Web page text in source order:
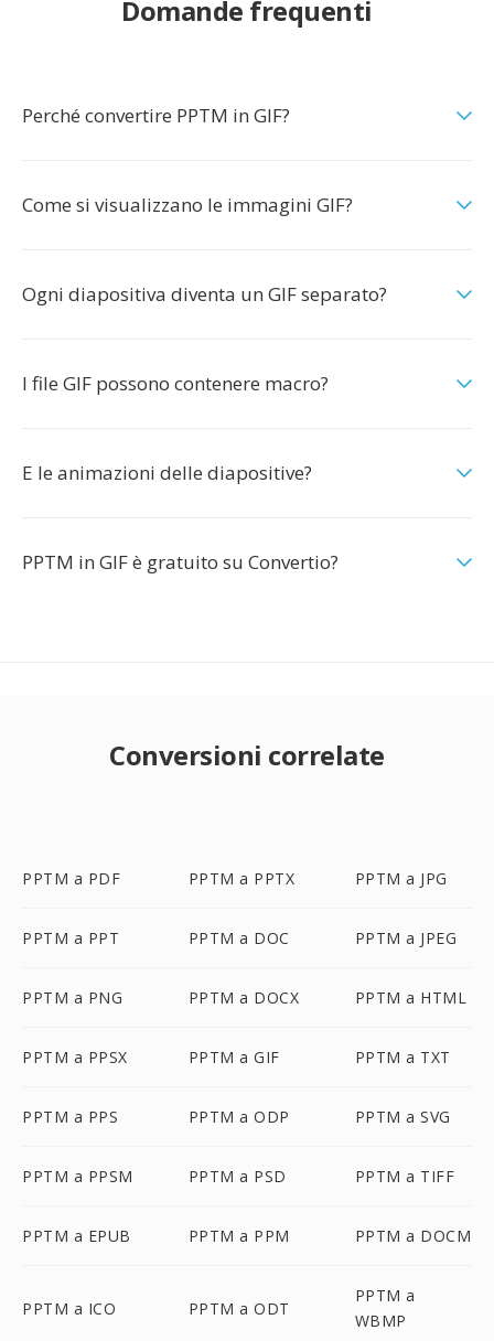
Domande frequenti
Perché convertire PPTM in GIF?
Come si visualizzano le immagini GIF?
Ogni diapositiva diventa un GIF separato?
I file GIF possono contenere macro?
E le animazioni delle diapositive?
PPTM in GIF è gratuito su Convertio?
Conversioni correlate
PPTM a PDF PPTM a PPTX PPTM a JPG
PPTM a PPT PPTM a DOC PPTM a JPEG
PPTM a PNG PPTM a DOCX PPTM a HTML
PPTM a PPSX PPTM a GIF PPTM a TXT
PPTM a PPS PPTM a ODP PPTM a SVG
PPTM a PPSM PPTM a PSD PPTM a TIFF
PPTM a EPUB PPTM a PPM PPTM a DOCM
PPTM a ICO PPTM a ODT
PPTM a
WBMP